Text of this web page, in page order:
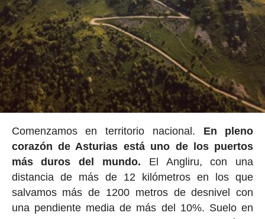
Comenzamos en territorio nacional. En pleno
corazón de Asturias está uno de los puertos
más duros del mundo. El Angliru, con una
distancia de más de 12 kilómetros en los que
salvamos más de 1200 metros de desnivel con
una pendiente media de más del 10%. Suelo en